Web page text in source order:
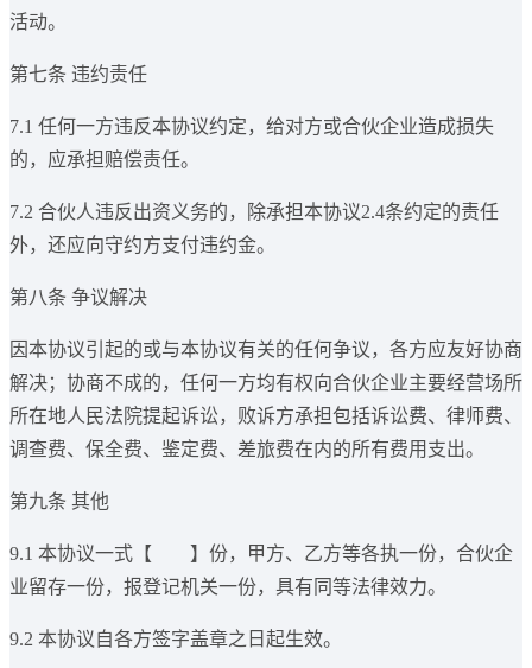
活动。
第七条 违约责任
7.1 任何一方违反本协议约定，给对方或合伙企业造成损失
的，应承担赔偿责任。
7.2 合伙人违反出资义务的，除承担本协议2.4条约定的责任
外，还应向守约方支付违约金。
第八条 争议解决
因本协议引起的或与本协议有关的任何争议，各方应友好协商
解决；协商不成的，任何一方均有权向合伙企业主要经营场所
所在地人民法院提起诉讼，败诉方承担包括诉讼费、律师费、
调查费、保全费、鉴定费、差旅费在内的所有费用支出。
第九条 其他
9.1 本协议一式【 】份，甲方、乙方等各执一份，合伙企
业留存一份，报登记机关一份，具有同等法律效力。
9.2 本协议自各方签字盖章之日起生效。